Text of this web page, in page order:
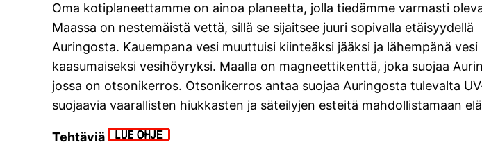
Oma kotiplaneettamme on ainoa planeetta, jolla tiedämme varmasti
Maassa on nestemäistä vettä, sillä se sijaitsee juuri sopivalla etäisyydellä
Auringosta. Kauempana vesi muuttuisi kiinteäksi jääksi ja lähempänä
kaasumaiseksi vesihöyryksi. Maalla on magneettikenttä, joka suojaa
jossa on otsonikerros. Otsonikerros antaa suojaa Auringosta tulevalta
suojaavia vaarallisten hiukkasten ja säteilyjen esteitä mahdollistamaan
Tehtäviä